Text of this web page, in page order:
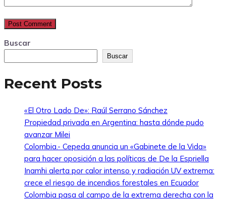
Buscar
Buscar
Recent Posts
«El Otro Lado De»: Raúl Serrano Sánchez
Propiedad privada en Argentina: hasta dónde pudo
avanzar Milei
Colombia.- Cepeda anuncia un «Gabinete de la Vida»
para hacer oposición a las políticas de De la Espriella
Inamhi alerta por calor intenso y radiación UV extrema:
crece el riesgo de incendios forestales en Ecuador
Colombia pasa al campo de la extrema derecha con la